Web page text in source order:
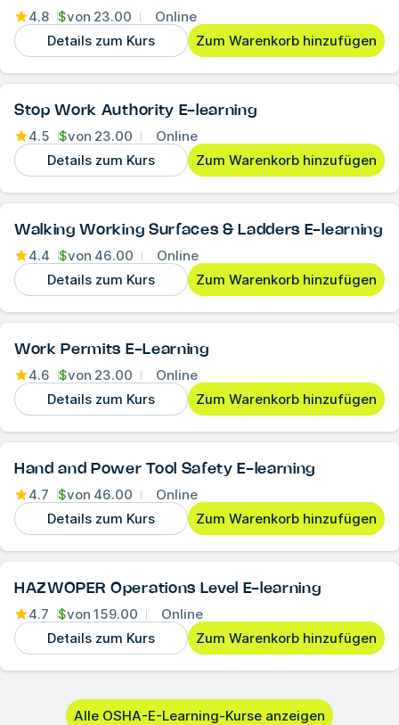
4.8 $von 23.00
Online
Details zum Kurs
Zum Warenkorb hinzufügen
Stop Work Authority E-learning
4.5 $von 23.00
Online
Details zum Kurs
Zum Warenkorb hinzufügen
Walking Working Surfaces & Ladders E-learning
4.4 $von 46.00
Online
Details zum Kurs
Zum Warenkorb hinzufügen
Work Permits E-Learning
4.6 $von 23.00
Online
Details zum Kurs
Zum Warenkorb hinzufügen
Hand and Power Tool Safety E-learning
4.7 $von 46.00
Online
Details zum Kurs
Zum Warenkorb hinzufügen
HAZWOPER Operations Level E-learning
4.7 $von 159.00
Online
Details zum Kurs
Zum Warenkorb hinzufügen
Alle OSHA-E-Learning-Kurse anzeigen